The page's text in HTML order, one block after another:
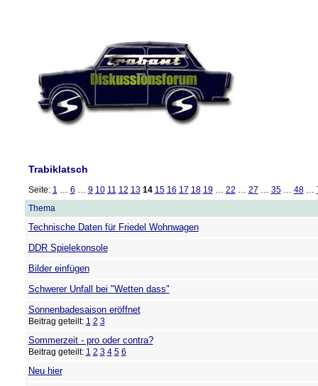
Trabiklatsch
Seite: 1 … 6 … 9 10 11 12 13 14 15 16 17 18 19… 22 … 27 … 35… 48…
Thema
Technische Daten für Friedel Wohnwagen
DDR Spielekonsole
Bilder einfügen
Schwerer Unfall bei "Wetten dass"
Sonnenbadesaison eröffnet
Beitrag geteilt: 1 2 3
Sommerzeit - pro oder contra?
Beitrag geteilt: 1 2 3 4 5 6
Neu hier